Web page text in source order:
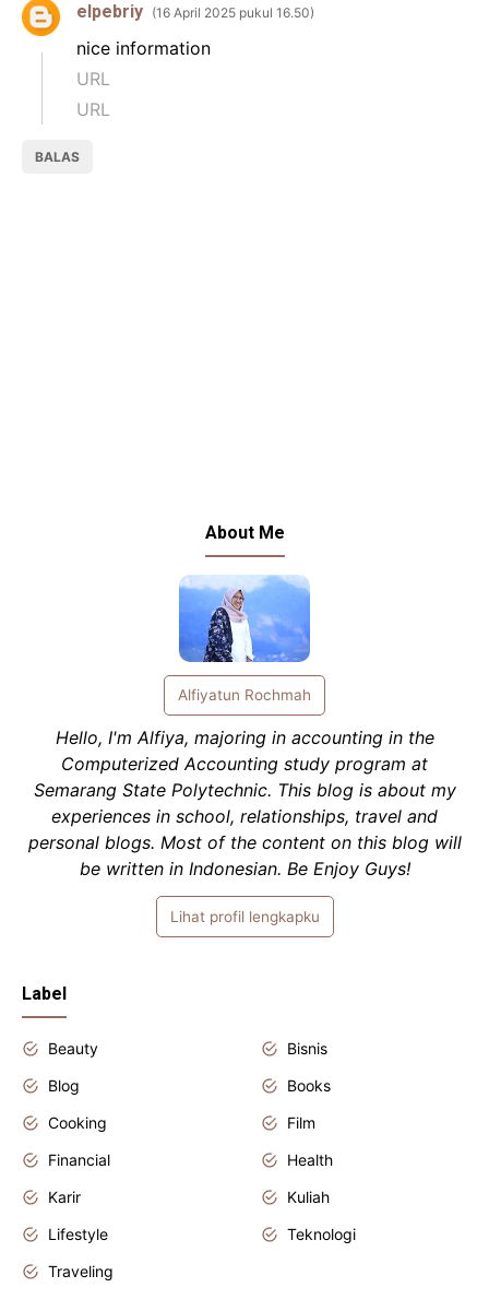
elpebriy 16 April 2025 pukul 16.50
nice information
URL
URL
BALAS
About Me
Alfiyatun Rochmah
Hello, I'm Alfiya, majoring in accounting in the
Computerized Accounting study program at
Semarang State Polytechnic. This blog is about my
experiences in school, relationships, travel and
personal blogs. Most of the content on this blog will
be written in Indonesian. Be Enjoy Guys!
Lihat profil lengkapku
Label
Beauty
Bisnis
Blog
Books
Cooking
Film
Financial
Health
Karir
Kuliah
Lifestyle
Teknologi
Traveling